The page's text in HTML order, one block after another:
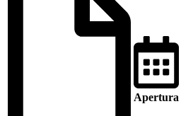
Apertura